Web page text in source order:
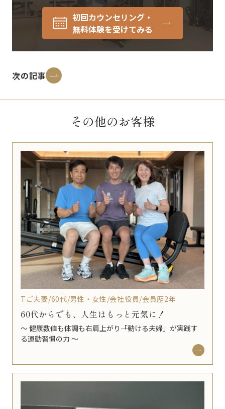
初回カウンセリング・
無料体験を受けてみる
次の記事
その他のお客様
Tご夫妻/60代/男性・女性/会社役員/会員歴2年
60代からでも、人生はもっと元気に！
〜 健康数値も体調も右肩上がり――「動ける夫婦」が実践す
る運動習慣の力 〜